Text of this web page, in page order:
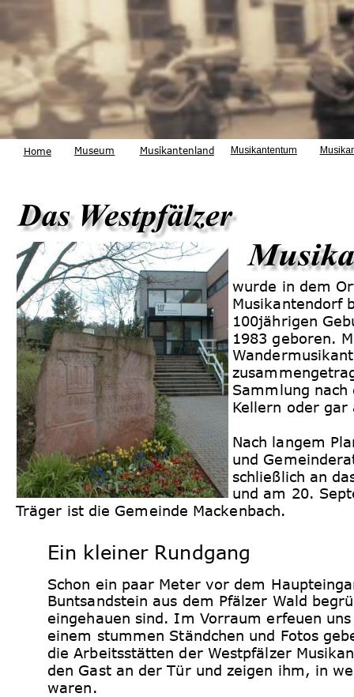
wurde in dem
Musikantendorf
100jährigen
1983 geboren.
Sammlung
Kellern oder
Nach langem
und
schließlich an
und am 20.
Träger ist die Gemeinde Mackenbach.
Ein kleiner Rundgang
Schon ein paar Meter vor dem
Buntsandstein aus dem Pfälzer Wald
eingehauen sind. Im Vorraum erfeuen
einem stummen Ständchen und Fotos
die Arbeitsstätten der Westpfälzer
den Gast an der Tür und zeigen ihm, in
waren.
Musikantenland Musikantentum
Home Museum